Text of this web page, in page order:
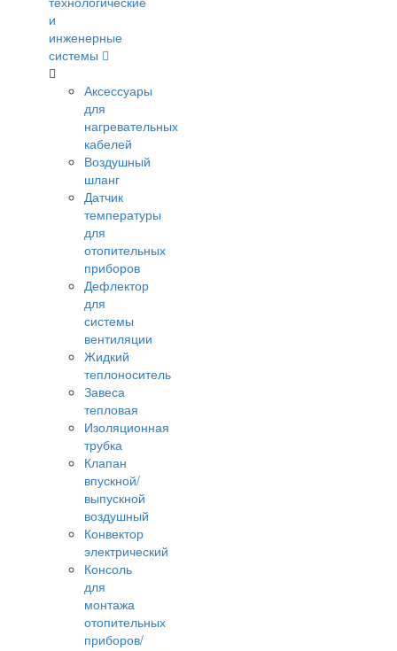
и
инженерные
системы
Аксессуары
для
нагревательных
кабелей
Воздушный
шланг
Датчик
температуры
для
отопительных
приборов
Дефлектор
для
системы
вентиляции
Жидкий
теплоноситель
Завеса
тепловая
Изоляционная
трубка
Клапан
впускной/
выпускной
воздушный
Конвектор
электрический
Консоль
для
монтажа
отопительных
приборов/